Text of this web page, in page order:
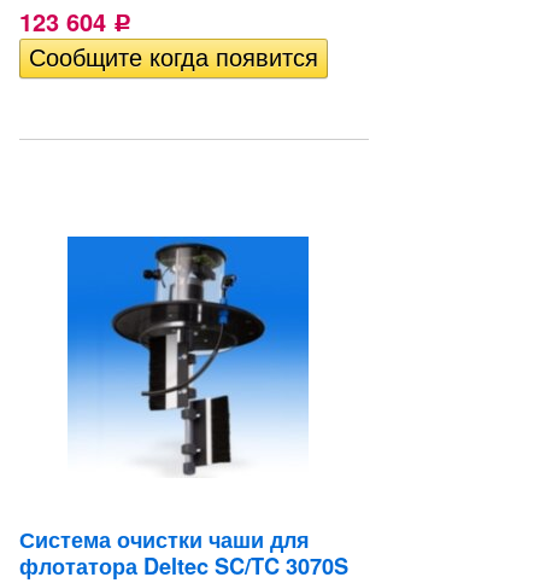
123 604 Р
Система очистки чаши для
флотатора Deltec SC/TC 3070S